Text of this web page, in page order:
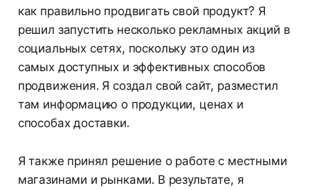
как правильно продвигать свой продукт? Я
решил запустить несколько рекламных акций в
социальных сетях, поскольку это один из
самых доступных и эффективных способов
продвижения. Я создал свой сайт, разместил
там информацию о продукции, ценах и
способах доставки.
Я также принял решение о работе с местными
магазинами и рынками. В результате, я